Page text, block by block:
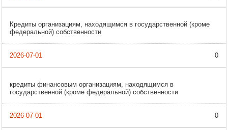
Кредиты организациям, находящимся в государственной (кроме
федеральной) собственности
0
кредиты финансовым организациям, находящимся в
государственной (кроме федеральной) собственности
0